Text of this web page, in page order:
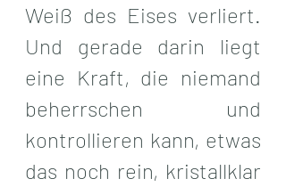
Weiß des Eises verliert.
Und gerade darin liegt
eine Kraft, die niemand
beherrschen und
kontrollieren kann, etwas
das noch rein, kristallklar